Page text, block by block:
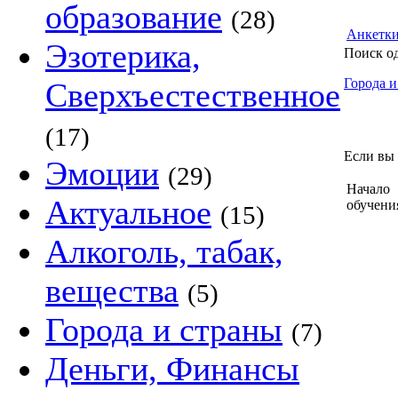
образование (28)
Эзотерика,
Сверхъестественное
(17)
Эмоции (29)
Актуальное (15)
Алкоголь, табак,
вещества (5)
Города и страны (7)
Деньги, Финансы
Поиск
Города
Если вы
Начало